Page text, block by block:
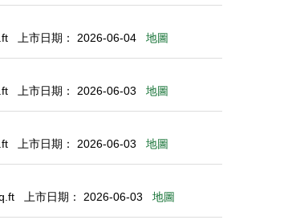
上市日期： 2026-06-04 地圖
上市日期： 2026-06-03 地圖
上市日期： 2026-06-03 地圖
上市日期： 2026-06-03 地圖